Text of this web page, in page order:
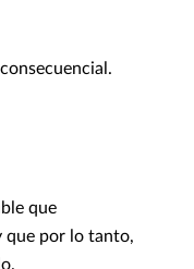
que
que por lo tanto,